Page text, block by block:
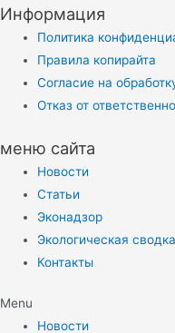
Информация
Политика
Правила копирайта
Согласие на
Отказ от
меню сайта
Новости
Статьи
Эконадзор
Экологическая сводка
Контакты
Menu
Новости